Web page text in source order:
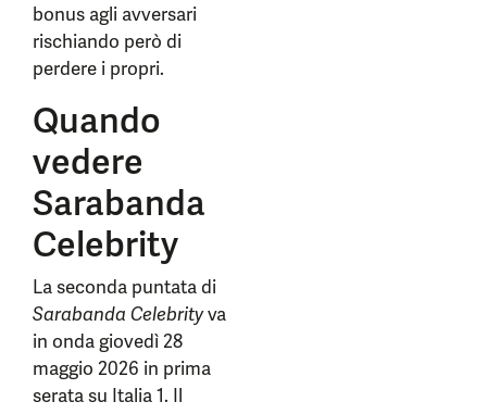
bonus agli avversari
rischiando però di
perdere i propri.
Quando
vedere
Sarabanda
Celebrity
La seconda puntata di
Sarabanda Celebrityva
in onda giovedì 28
maggio 2026 in prima
serata su Italia 1. Il